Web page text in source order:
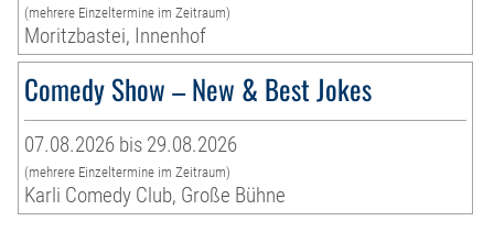
(mehrere Einzeltermine im Zeitraum)
Moritzbastei, Innenhof
Comedy Show – New & Best Jokes
07.08.2026 bis 29.08.2026
(mehrere Einzeltermine im Zeitraum)
Karli Comedy Club, Große Bühne